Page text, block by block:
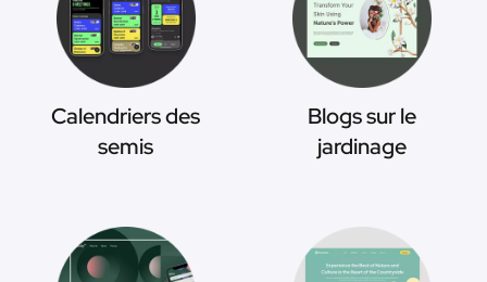
Calendriers des
semis
Blogs sur le
jardinage